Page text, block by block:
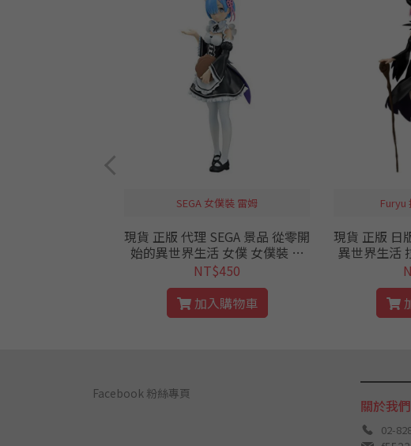
SEGA 女僕裝 雷姆
現貨 正版 代理 SEGA 景品 從零開
始的異世界生活 女僕 女僕裝 雷
姆 公仔 ver. 1.5 從零 公仔
NT$450
加入購物車
現貨 正版 日
異世界生活
仔 景品
關於我們
02-
Facebook 粉絲專頁